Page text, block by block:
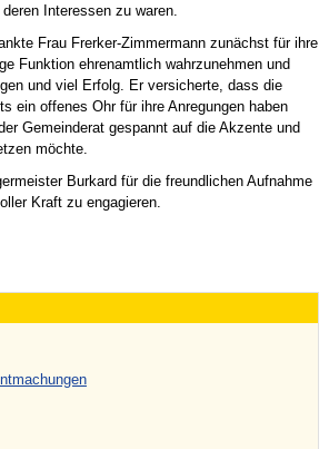
Interessen zu waren.
Frau Frerker-Zimmermann zunächst für ihre
Funktion ehrenamtlich wahrzunehmen und
und viel Erfolg. Er versicherte, dass die
ein offenes Ohr für ihre Anregungen haben
Gemeinderat gespannt auf die Akzente und
möchte.
Burkard für die freundlichen Aufnahme
Kraft zu engagieren.